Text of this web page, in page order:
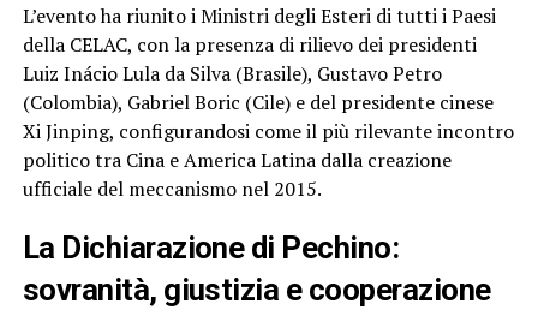
L’evento ha riunito i Ministri degli Esteri di tutti i Paesi
della CELAC, con la presenza di rilievo dei presidenti
Luiz Inácio Lula da Silva (Brasile), Gustavo Petro
(Colombia), Gabriel Boric (Cile) e del presidente cinese
Xi Jinping, configurandosi come il più rilevante incontro
politico tra Cina e America Latina dalla creazione
ufficiale del meccanismo nel 2015.
La Dichiarazione di Pechino:
sovranità, giustizia e cooperazione